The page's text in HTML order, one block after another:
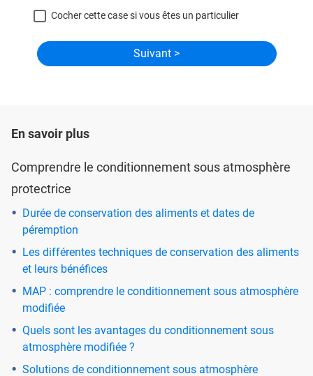
Cocher cette case si vous êtes un particulier
En savoir plus
Comprendre le conditionnement sous atmosphère
protectrice
Durée de conservation des aliments et dates de
péremption
Les différentes techniques de conservation des aliments
et leurs bénéfices
MAP : comprendre le conditionnement sous atmosphère
modifiée
Quels sont les avantages du conditionnement sous
atmosphère modifiée ?
Solutions de conditionnement sous atmosphère